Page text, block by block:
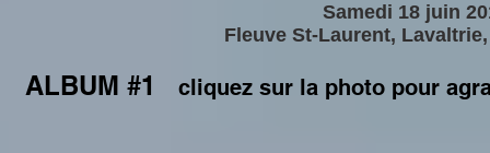
Samedi 18 juin
Fleuve St-Laurent,
ALBUM #1 cliquez sur la photo pour